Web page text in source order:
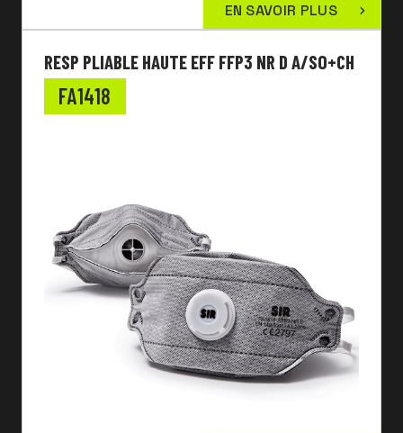
EN SAVOIR PLUS
RESP PLIABLE HAUTE EFF FFP3 NR D A/SO+CH
FA1418